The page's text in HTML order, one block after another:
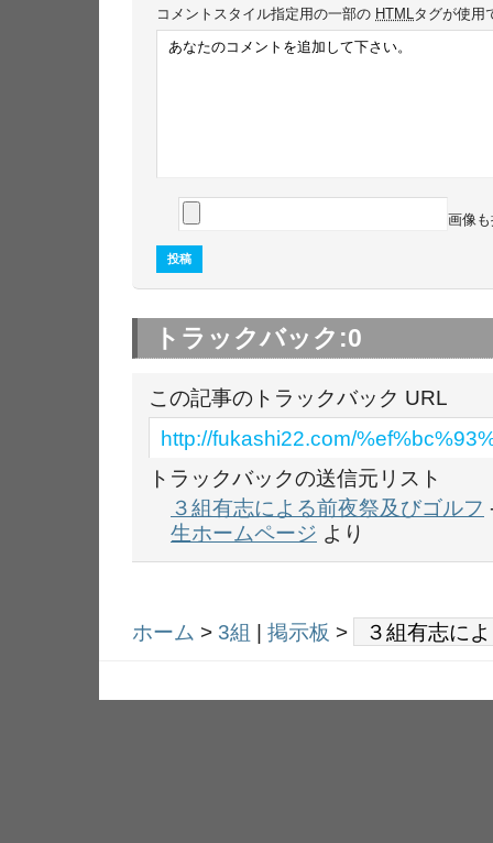
コメント スタイル指定用の一部の HTML タグが使用
画像
トラックバック:0
この記事のトラックバック URL
http://fukashi22.com/
トラックバックの送信元リスト
３組有志による前夜祭及びゴルフ
生ホームページ より
ホーム > 3組 | 掲示板 > ３組有志に